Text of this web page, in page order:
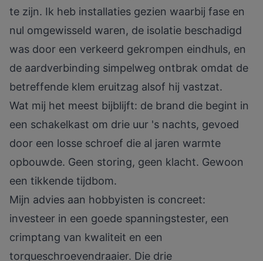
te zijn. Ik heb installaties gezien waarbij fase en
nul omgewisseld waren, de isolatie beschadigd
was door een verkeerd gekrompen eindhuls, en
de aardverbinding simpelweg ontbrak omdat de
betreffende klem eruitzag alsof hij vastzat.
Wat mij het meest bijblijft: de brand die begint in
een schakelkast om drie uur 's nachts, gevoed
door een losse schroef die al jaren warmte
opbouwde. Geen storing, geen klacht. Gewoon
een tikkende tijdbom.
Mijn advies aan hobbyisten is concreet:
investeer in een goede spanningstester, een
crimptang van kwaliteit en een
torqueschroevendraaier. Die drie